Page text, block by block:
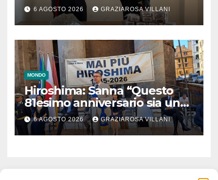
6 AGOSTO 2026 GRAZIAROSA VILLANI
MONDO
Hiroshima: Sanna “Questo
81esimo anniversario sia un
monito per tutti”
6 AGOSTO 2026 GRAZIAROSA VILLANI